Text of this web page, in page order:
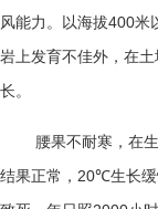
风能力。以海拔400米
岩上发育不佳外，在土
长。
腰果不耐寒，在
结果正常， 20℃生长